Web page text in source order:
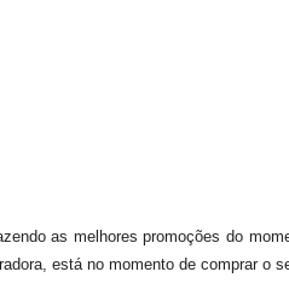
as melhores promoções do
está no momento de comprar o